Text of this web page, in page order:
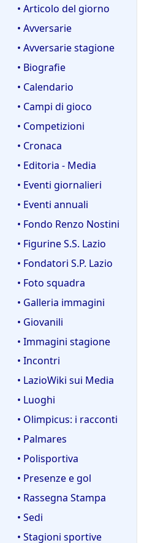
• Articolo del giorno
• Avversarie
• Avversarie stagione
• Biografie
• Calendario
• Campi di gioco
• Competizioni
• Cronaca
• Editoria - Media
• Eventi giornalieri
• Eventi annuali
• Fondo Renzo Nostini
• Figurine S.S. Lazio
• Fondatori S.P. Lazio
• Foto squadra
• Galleria immagini
• Giovanili
• Immagini stagione
• Incontri
• LazioWiki sui Media
• Luoghi
• Olimpicus: i racconti
• Palmares
• Polisportiva
• Presenze e gol
• Rassegna Stampa
• Sedi
• Stagioni sportive